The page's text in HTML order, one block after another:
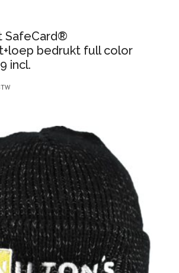
SafeCard®
bedrukt full color
incl.